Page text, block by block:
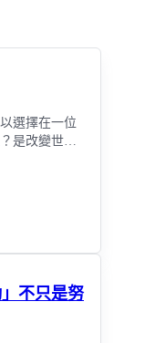
選擇在一位
是改變世界
不只是努